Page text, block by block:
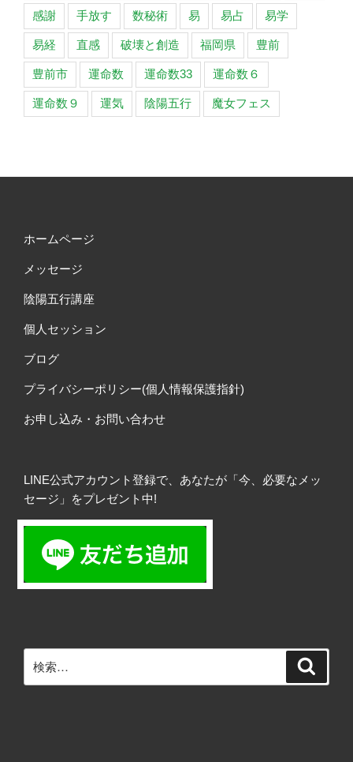
感謝 手放す 数秘術 易 易占 易学
易経 直感 破壊と創造 福岡県 豊前
豊前市 運命数 運命数33 運命数６
運命数９ 運気 陰陽五行 魔女フェス
ホームページ
メッセージ
陰陽五行講座
個人セッション
ブログ
プライバシーポリシー(個人情報保護指針)
お申し込み・お問い合わせ
LINE公式アカウント登録で、あなたが「今、必要なメッ
セージ」をプレゼント中!
索: